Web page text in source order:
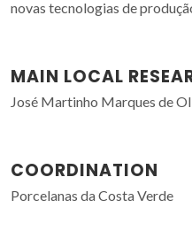
novas tecnologias de
MAIN LOCAL
José Martinho Marques de
COORDINATION
Porcelanas da Costa Verde